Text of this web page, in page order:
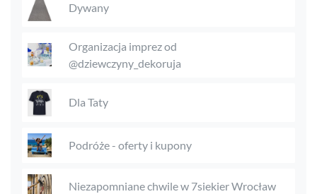
Dywany
Organizacja imprez od
@dziewczyny_dekoruja
Dla Taty
Podróże - oferty i kupony
Niezapomniane chwile w 7siekier Wrocław